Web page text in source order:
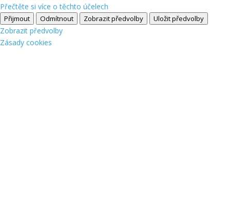
Přečtěte si více o těchto účelech
Přijmout Odmítnout Zobrazit předvolby Uložit předvolby
Zobrazit předvolby
Zásady cookies